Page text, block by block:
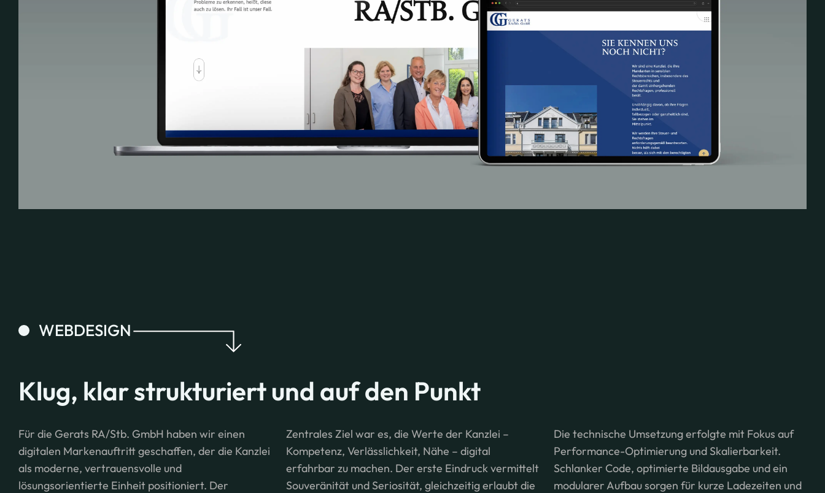
WEBDESIGN
Klug, klar strukturiert und auf den Punkt
Für die Gerats RA/Stb. GmbH haben wir einen
digitalen Markenauftritt geschaffen, der die Kanzlei
als moderne, vertrauensvolle und
lösungsorientierte Einheit positioniert. Der
Zentrales Ziel war es, die Werte der Kanzlei –
Kompetenz, Verlässlichkeit, Nähe – digital
erfahrbar zu machen. Der erste Eindruck vermittelt
Souveränität und Seriosität, gleichzeitig erlaubt die
Die technische Umsetzung erfolgte mit Fokus auf
Performance-Optimierung und Skalierbarkeit.
Schlanker Code, optimierte Bildausgabe und ein
modularer Aufbau sorgen für kurze Ladezeiten und